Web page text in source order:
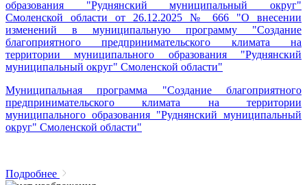
образования "Руднянский муниципальный округ"
Смоленской области от 26.12.2025 № 666 "О внесении
изменений в муниципальную программу "Создание
благоприятного предпринимательского климата на
территории муниципального образования "Руднянский
муниципальный округ" Смоленской области"
Муниципальная программа "Создание благоприятного
предпринимательского климата на территории
муниципального образования "Руднянский муниципальный
округ" Смоленской области"
Подробнее